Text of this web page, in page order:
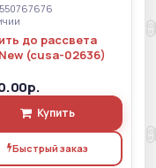
до рассвета
(cusa-02636)
Купить
Быстрый заказ